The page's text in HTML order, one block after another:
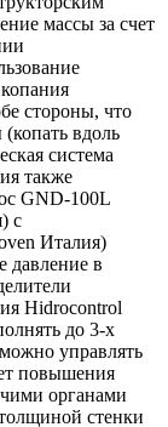
массы за счет
стороны, что
вдоль
система
также
GND-100L
с
Италия)
давление в
Hidrocontrol
до 3-х
управлять
повышения
органами
стенки